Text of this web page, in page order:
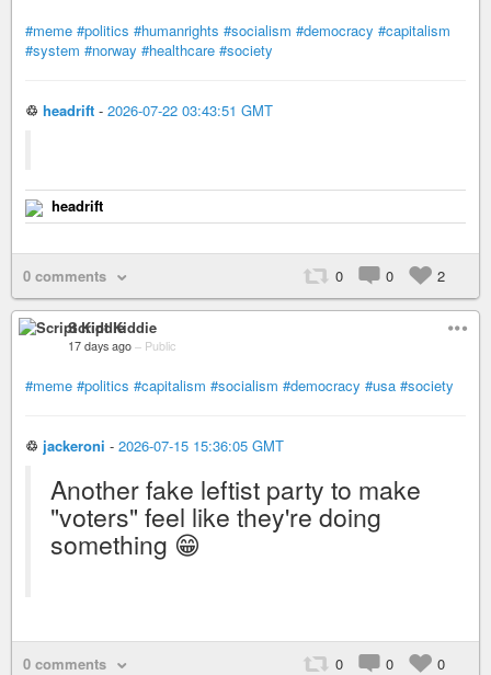
#meme #politics #humanrights #socialism #democracy #capitalism
#system #norway #healthcare #society
♲ headrift - 2026-07-22 03:43:51 GMT
headrift
0 comments 0 0 2
Script Kiddie
17 days ago – Public
#meme #politics #capitalism #socialism #democracy #usa #society
♲ jackeroni - 2026-07-15 15:36:05 GMT
Another fake leftist party to make
"voters" feel like they're doing
something 😁
0 comments 0 0 0